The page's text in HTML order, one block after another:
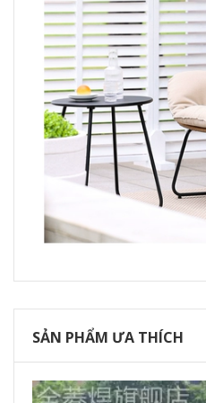
SẢN PHẨM ƯA THÍCH